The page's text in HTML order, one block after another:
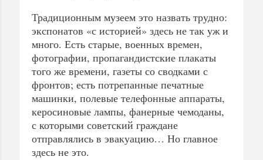
Традиционным музеем это назвать трудно:
экспонатов «с историей» здесь не так уж и
много. Есть старые, военных времен,
фотографии, пропагандистские плакаты
того же времени, газеты со сводками с
фронтов; есть потрепанные печатные
машинки, полевые телефонные аппараты,
керосиновые лампы, фанерные чемоданы,
с которыми советский граждане
отправлялись в эвакуацию… Но главное
здесь не это.